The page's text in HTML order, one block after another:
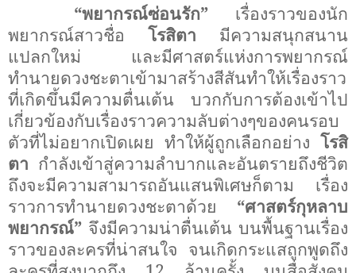
“พยากรณ์ซ่อนรัก”เรื่องราวของนัก
พยากรณ์สาวชื่อ โรสิตา มีความสนุกสนาน
แปลกใหม่ และมีศาสตร์แห่งการพยากรณ์
ทำนายดวงชะตาเข้ามาสร้างสีสันทำให้เรื่องราว
ที่เกิดขึ้นมีความตื่นเต้น บวกกับการต้องเข้าไป
เกี่ยวข้องกับเรื่องราวความลับต่างๆของคนรอบ
ตัวที่ไม่อยากเปิดเผย ทำให้ผู้ถูกเลือกอย่าง โรสิ
ตา กำลังเข้าสู่ความลำบากและอันตรายถึงชีวิต
ถึงจะมีความสามารถอันแสนพิเศษก็ตาม เรื่อง
ราวการทำนายดวงชะตาด้วย “ศาสตร์กุหลาบ
พยากรณ์” จึงมีความน่าตื่นเต้น บนพื้นฐานเรื่อง
ราวของละครที่น่าสนใจ จนเกิดกระแสถูกพูดถึง